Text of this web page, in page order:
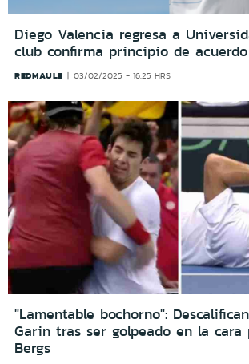
Diego Valencia regresa a
club confirma principio de acuerdo
REDMAULE 03/02/2025 - 16:25 HRS
"Lamentable bochorno":
Garin tras ser golpeado en la cara
Bergs